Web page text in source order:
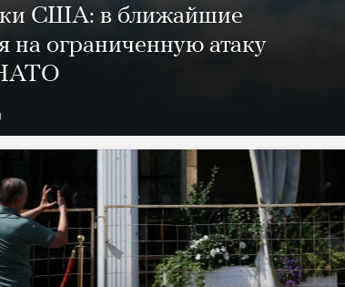
США: в ближайшие
на ограниченную атаку
НАТО